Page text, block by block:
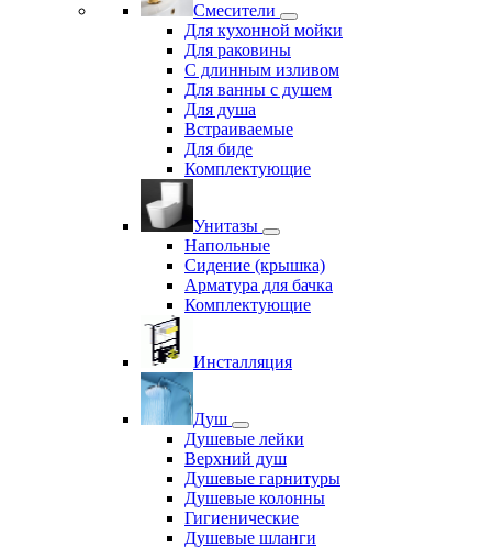
Смесители
Для кухонной мойки
Для раковины
С длинным изливом
Для ванны с душем
Для душа
Встраиваемые
Для биде
Комплектующие
Унитазы
Напольные
Сидение (крышка)
Арматура для бачка
Комплектующие
Инсталляция
Душ
Душевые лейки
Верхний душ
Душевые гарнитуры
Душевые колонны
Гигиенические
Душевые шланги